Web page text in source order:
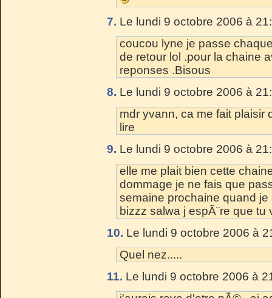
7. Le lundi 9 octobre 2006 à
coucou lyne je passe
de retour lol .pour la chaine
reponses .Bisous
8. Le lundi 9 octobre 2006 à
mdr yvann, ca me fait plaisir
lire
9. Le lundi 9 octobre 2006 à
elle me plait bien cette
dommage je ne fais que
semaine prochaine quand
bizzz salwa j espÃ¨re que tu
10. Le lundi 9 octobre 2006 à
Quel nez.....
11. Le lundi 9 octobre 2006 à